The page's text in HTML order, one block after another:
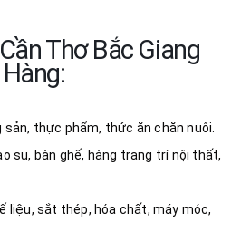
Thơ Bắc Giang
sản, thực phẩm, thức ăn chăn nuôi.
su, bàn ghế, hàng trang trí nội thất,
liệu, sắt thép, hóa chất, máy móc,